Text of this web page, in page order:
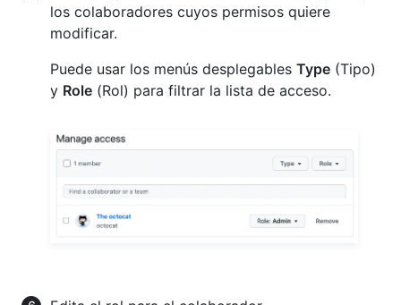
los colaboradores cuyos permisos quiere
modificar.
Puede usar los menús desplegables Type (Tipo)
y Role (Rol) para filtrar la lista de acceso.